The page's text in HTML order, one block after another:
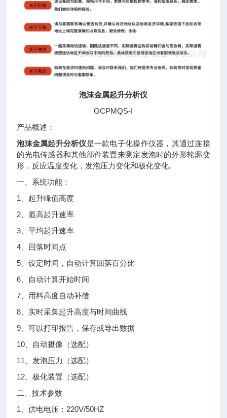
泡沫金属起升分析仪
GCPMQS-I
产品概述：
泡沫金属起升分析仪是一款电子化操作仪器，其通过连接
的光电传感器和其他部件装置来测定发泡时的外形轮廓变
形，反应温度变化，发泡压力变化和极化变化。
一、系统功能：
1、起升峰值高度
2、最高起升速率
3、平均起升速率
4、回落时间点
5、设定时间，自动计算回落百分比
6、自动计算开始时间
7、用料高度自动补偿
8、实时采集起升高度与时间曲线
9、可以打印报告，保存或导出数据
10、自动摄像（选配）
11、发泡压力（选配）
12、极化装置（选配）
二、技术参数
1、供电电压：220V/50HZ